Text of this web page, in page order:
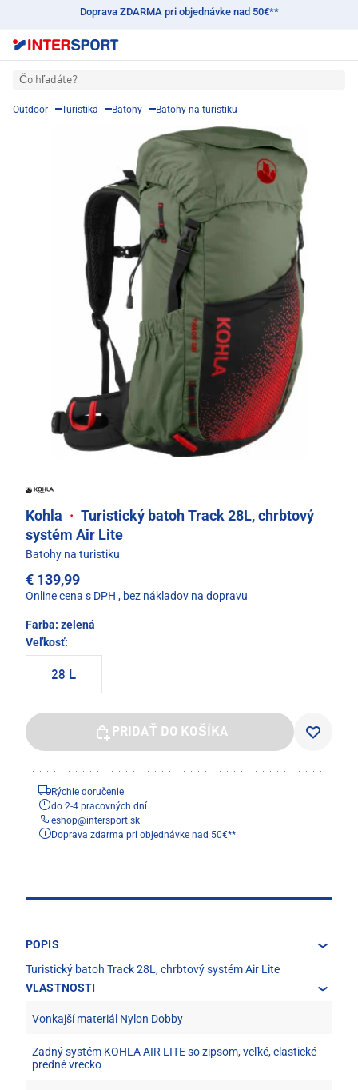
Doprava ZDARMA pri objednávke nad 50€**
Čo hľadáte?
Outdoor Turistika Batohy Batohy na turistiku
Kohla · Turistický batoh Track 28L, chrbtový
systém Air Lite
Batohy na turistiku
€ 139,99
Online cena s DPH , bez nákladov na dopravu
Farba: zelená
Veľkosť:
28 L
PRIDAŤ DO KOŠÍKA
Rýchle doručenie
do 2-4 pracovných dní
eshop@intersport.sk
Doprava zdarma pri objednávke nad 50€**
POPIS
Turistický batoh Track 28L, chrbtový systém Air Lite
VLASTNOSTI
Vonkajší materiál Nylon Dobby
Zadný systém KOHLA AIR LITE so zipsom, veľké, elastické
predné vrecko